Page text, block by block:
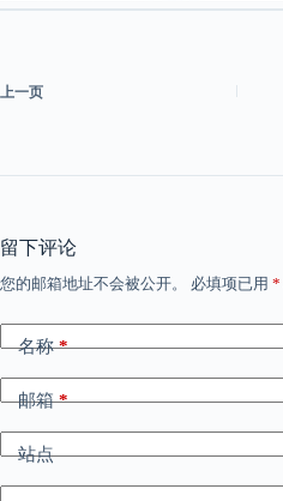
上一页
留下评论
您的邮箱地址不会被公开。 必填项已用 *
名称*
邮箱*
站点